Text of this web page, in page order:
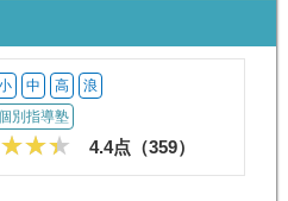
込む
中 高 浪
別指導塾
4.4点（359）